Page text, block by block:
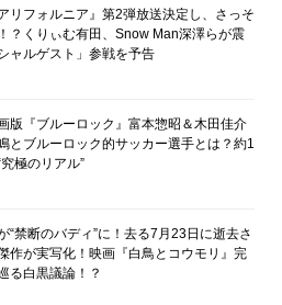
リフォルニア』第2弾放送決定し、さっそ
？くりぃむ有田、Snow Man深澤らが震
ャルゲスト」参戦を予告
版『ブルーロック』富本惣昭＆木田佳介
とブルーロック的サッカー選手とは？約1
極のリアル”
“禁断のバディ”に！去る7月23日に逝去さ
作が実写化！映画『白鳥とコウモリ』完
る白黒議論！？